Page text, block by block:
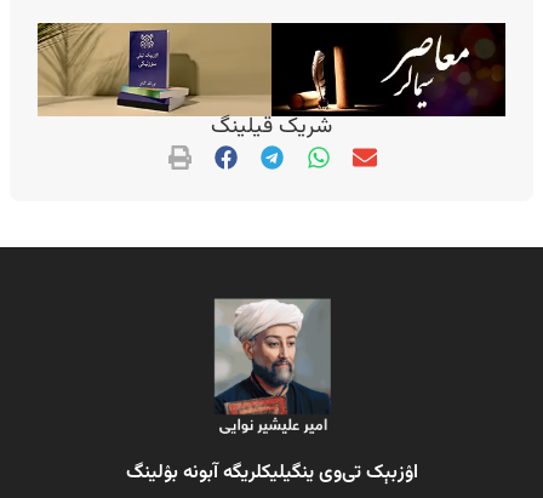
شریک قیلینگ
اۉزبېک تی‌وی ینگیلیکلریگه آبونه بۉلینگ